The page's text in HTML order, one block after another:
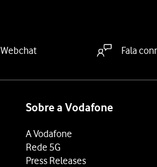
Webchat Fala
Sobre a Vodafone
A Vodafone
Rede 5G
Press Releases